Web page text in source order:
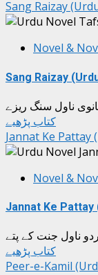
Sang Raizay
Novel &
Sang Raizay
کتاب پڑھیے
Jannat Ke Pattay
Novel &
Jannat Ke Pattay
کتاب پڑھیے
Peer-e-Kamil